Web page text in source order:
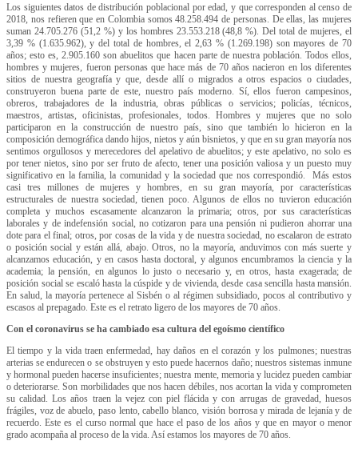
Los siguientes datos de distribución poblacional por edad, y que corresponden al censo de
2018, nos refieren que en Colombia somos 48.258.494 de personas. De ellas, las mujeres
suman 24.705.276 (51,2 %) y los hombres 23.553.218 (48,8 %). Del total de mujeres, el
3,39 % (1.635.962), y del total de hombres, el 2,63 % (1.269.198) son mayores de 70
años; esto es, 2.905.160 son abuelitos que hacen parte de nuestra población. Todos ellos,
hombres y mujeres, fueron personas que hace más de 70 años nacieron en los diferentes
sitios de nuestra geografía y que, desde allí o migrados a otros espacios o ciudades,
construyeron buena parte de este, nuestro país moderno. Sí, ellos fueron campesinos,
obreros, trabajadores de la industria, obras públicas o servicios; policías, técnicos,
maestros, artistas, oficinistas, profesionales, todos. Hombres y mujeres que no solo
participaron en la construcción de nuestro país, sino que también lo hicieron en la
composición demográfica dando hijos, nietos y aún bisnietos, y que en su gran mayoría nos
sentimos orgullosos y merecedores del apelativo de abuelitos; y este apelativo, no solo es
por tener nietos, sino por ser fruto de afecto, tener una posición valiosa y un puesto muy
significativo en la familia, la comunidad y la sociedad que nos correspondió. Más estos
casi tres millones de mujeres y hombres, en su gran mayoría, por características
estructurales de nuestra sociedad, tienen poco. Algunos de ellos no tuvieron educación
completa y muchos escasamente alcanzaron la primaria; otros, por sus características
laborales y de indefensión social, no cotizaron para una pensión ni pudieron ahorrar una
dote para el final; otros, por cosas de la vida y de nuestra sociedad, no escalaron de estrato
o posición social y están allá, abajo. Otros, no la mayoría, anduvimos con más suerte y
alcanzamos educación, y en casos hasta doctoral, y algunos encumbramos la ciencia y la
academia; la pensión, en algunos lo justo o necesario y, en otros, hasta exagerada; de
posición social se escaló hasta la cúspide y de vivienda, desde casa sencilla hasta mansión.
En salud, la mayoría pertenece al Sisbén o al régimen subsidiado, pocos al contributivo y
escasos al prepagado. Este es el retrato ligero de los mayores de 70 años.
Con el coronavirus se ha cambiado esa cultura del egoísmo científico
El tiempo y la vida traen enfermedad, hay daños en el corazón y los pulmones; nuestras
arterias se endurecen o se obstruyen y esto puede hacernos daño; nuestros sistemas inmune
y hormonal pueden hacerse insuficientes; nuestra mente, memoria y lucidez pueden cambiar
o deteriorarse. Son morbilidades que nos hacen débiles, nos acortan la vida y comprometen
su calidad. Los años traen la vejez con piel flácida y con arrugas de gravedad, huesos
frágiles, voz de abuelo, paso lento, cabello blanco, visión borrosa y mirada de lejanía y de
recuerdo. Este es el curso normal que hace el paso de los años y que en mayor o menor
grado acompaña al proceso de la vida. Así estamos los mayores de 70 años.